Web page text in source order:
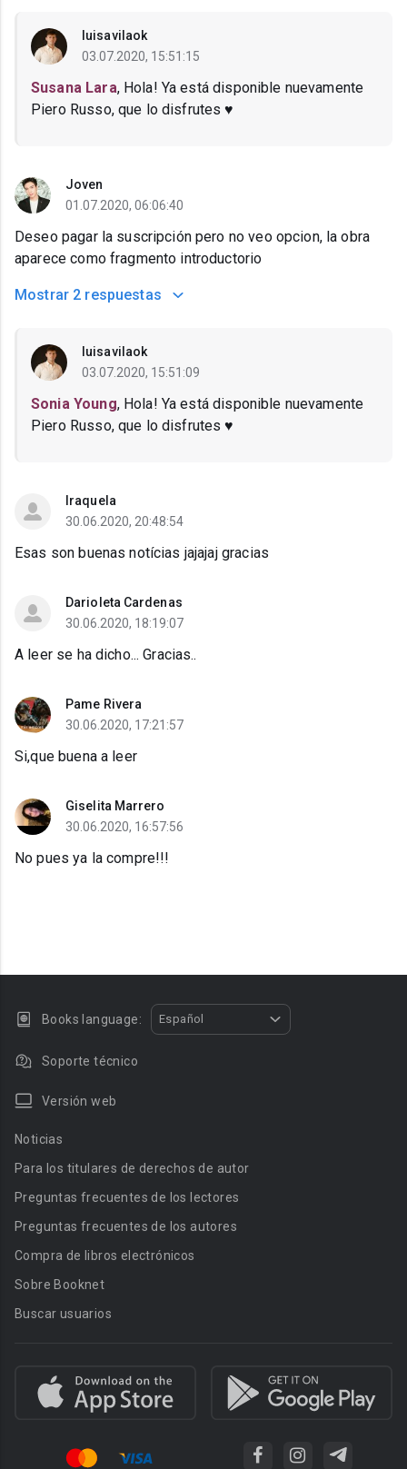
luisavilaok
03.07.2020, 15:51:15
Susana Lara, Hola! Ya está disponible nuevamente
Piero Russo, que lo disfrutes ♥
Joven
01.07.2020, 06:06:40
Deseo pagar la suscripción pero no veo opcion, la obra
aparece como fragmento introductorio
Mostrar 2 respuestas
luisavilaok
03.07.2020, 15:51:09
Sonia Young, Hola! Ya está disponible nuevamente
Piero Russo, que lo disfrutes ♥
Iraquela
30.06.2020, 20:48:54
Esas son buenas notícias jajajaj gracias
Darioleta Cardenas
30.06.2020, 18:19:07
A leer se ha dicho... Gracias..
Pame Rivera
30.06.2020, 17:21:57
Si,que buena a leer
Giselita Marrero
30.06.2020, 16:57:56
No pues ya la compre!!!
Books language: Español
Soporte técnico
Versión web
Noticias
Para los titulares de derechos de autor
Preguntas frecuentes de los lectores
Preguntas frecuentes de los autores
Compra de libros electrónicos
Sobre Booknet
Buscar usuarios